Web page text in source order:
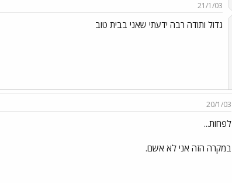
21/1/03
גדול ותודה רבה ידעתי שאני בבית טוב
20/1/03
לפחות...
במקרה הזה אני לא אשם.